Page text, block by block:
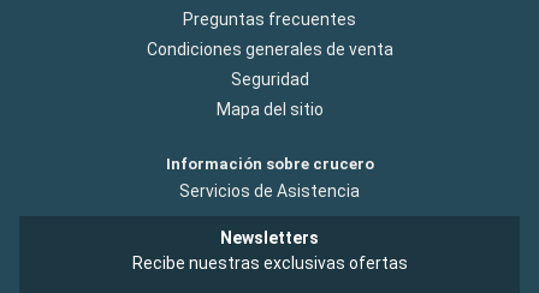
Preguntas frecuentes
Condiciones generales de venta
Seguridad
Mapa del sitio
Información sobre crucero
Servicios de Asistencia
Newsletters
Recibe nuestras exclusivas ofertas